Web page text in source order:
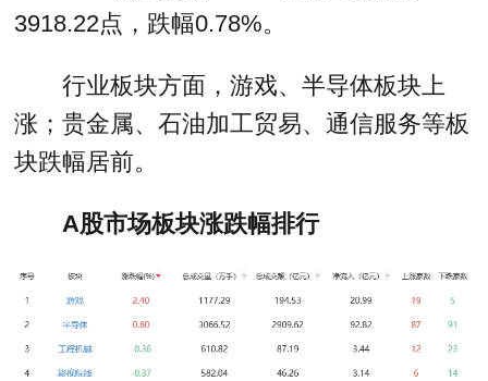
3918.22点，跌幅0.78%。
行业板块方面，游戏、半导体板块上
涨；贵金属、石油加工贸易、通信服务等板
块跌幅居前。
A股市场板块涨跌幅排行